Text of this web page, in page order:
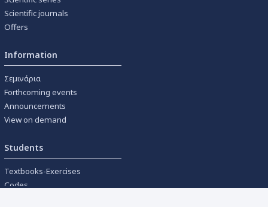
Scientific journals
Offers
Information
Σεμινάρια
Forthcoming events
Announcements
View on demand
Students
Textbooks-Exercises
Codes